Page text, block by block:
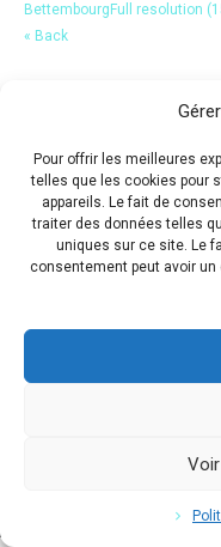
Pour offrir les meilleures
telles que les cookies pour
appareils. Le fait de
traiter des données telles
uniques sur ce site. Le
consentement peut avoir
Bettembourg Full resolution
« Back
Copyright © 2017